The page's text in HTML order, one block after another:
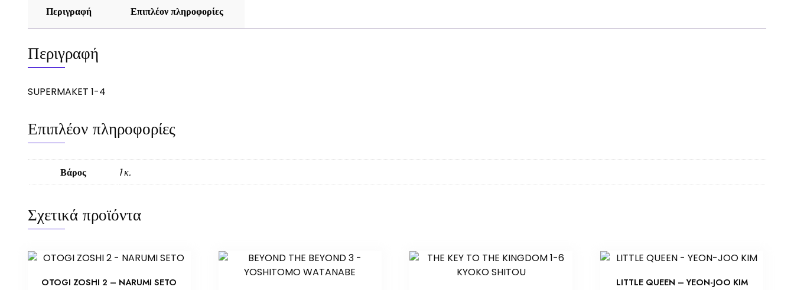
Περιγραφή Επιπλέον πληροφορίες
Περιγραφή
SUPERMAKET 1-4
Επιπλέον πληροφορίες
Βάρος 1 κ.
Σχετικά προϊόντα
OTOGI ZOSHI 2 – NARUMI SETO LITTLE QUEEN – YEON-JOO KIM